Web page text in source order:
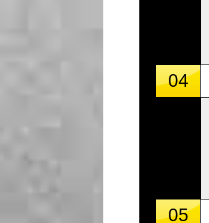
04
05